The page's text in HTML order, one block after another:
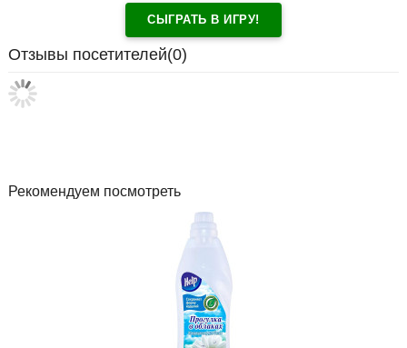
СЫГРАТЬ В ИГРУ!
Отзывы посетителей(0)
Рекомендуем посмотреть